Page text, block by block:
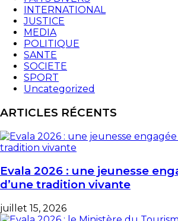
INTERNATIONAL
JUSTICE
MEDIA
POLITIQUE
SANTE
SOCIETE
SPORT
Uncategorized
ARTICLES RÉCENTS
Evala 2026 : une jeunesse
d’une tradition vivante
juillet 15, 2026